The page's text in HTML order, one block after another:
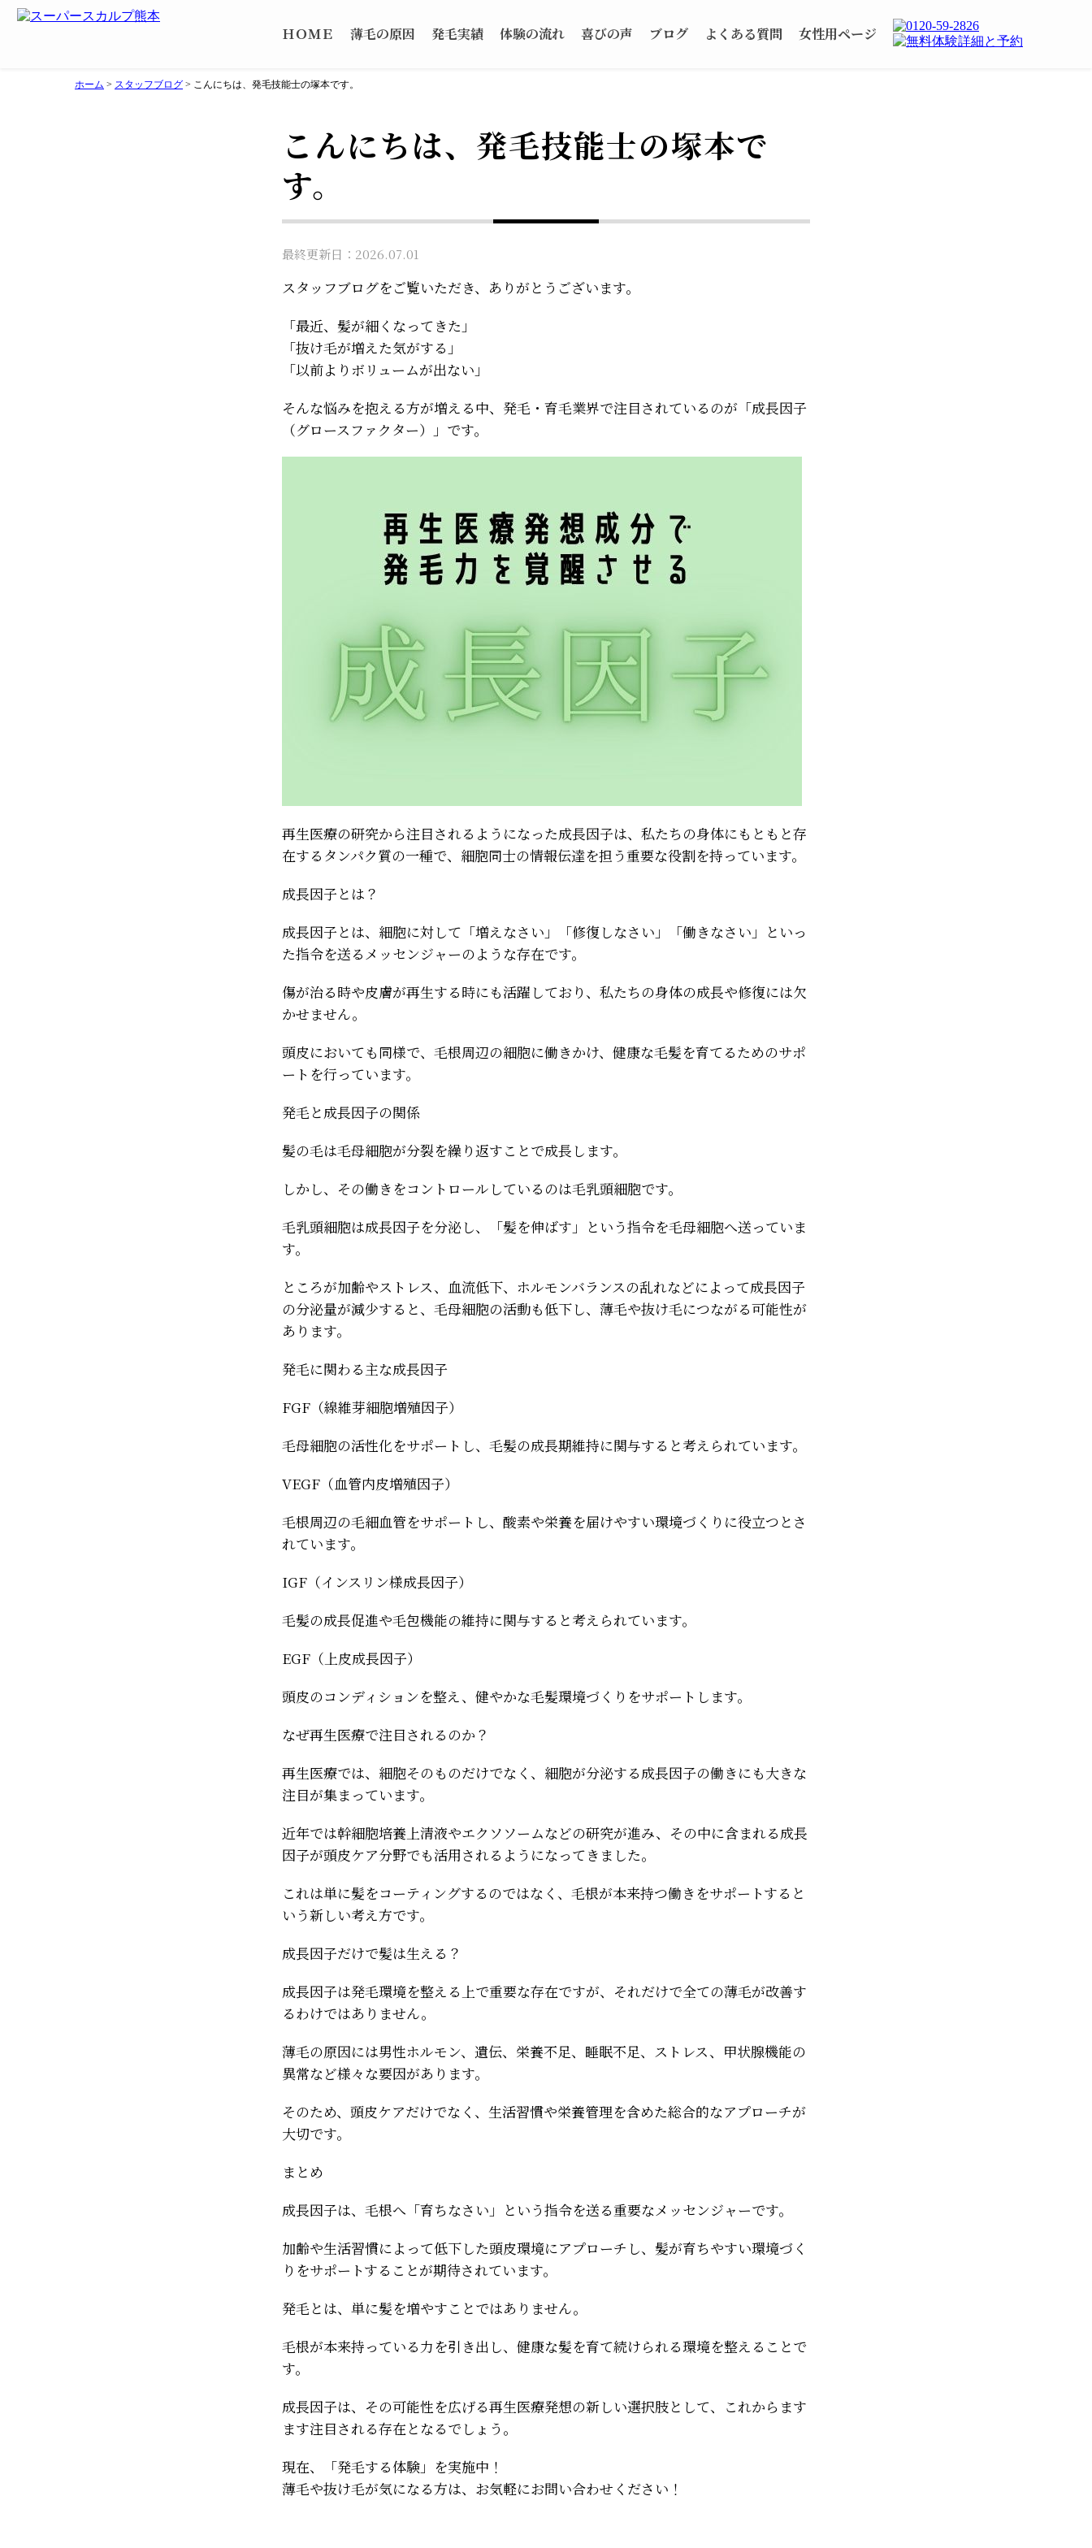
ＨＯＭＥ 薄毛の原因 発毛実績 体験の流れ 喜びの声 ブログ よくある質問 女性用ページ
ホーム > スタッフブログ > こんにちは、発毛技能士の塚本です。
こんにちは、発毛技能士の塚本で
す。
最終更新日：2026.07.01
スタッフブログをご覧いただき、ありがとうございます。
「最近、髪が細くなってきた」
「抜け毛が増えた気がする」
「以前よりボリュームが出ない」
そんな悩みを抱える方が増える中、発毛・育毛業界で注目されているのが「成長因子
（グロースファクター）」です。
再生医療の研究から注目されるようになった成長因子は、私たちの身体にもともと存
在するタンパク質の一種で、細胞同士の情報伝達を担う重要な役割を持っています。
成長因子とは？
成長因子とは、細胞に対して「増えなさい」「修復しなさい」「働きなさい」といっ
た指令を送るメッセンジャーのような存在です。
傷が治る時や皮膚が再生する時にも活躍しており、私たちの身体の成長や修復には欠
かせません。
頭皮においても同様で、毛根周辺の細胞に働きかけ、健康な毛髪を育てるためのサポ
ートを行っています。
発毛と成長因子の関係
髪の毛は毛母細胞が分裂を繰り返すことで成長します。
しかし、その働きをコントロールしているのは毛乳頭細胞です。
毛乳頭細胞は成長因子を分泌し、「髪を伸ばす」という指令を毛母細胞へ送っていま
す。
ところが加齢やストレス、血流低下、ホルモンバランスの乱れなどによって成長因子
の分泌量が減少すると、毛母細胞の活動も低下し、薄毛や抜け毛につながる可能性が
あります。
発毛に関わる主な成長因子
FGF（線維芽細胞増殖因子）
毛母細胞の活性化をサポートし、毛髪の成長期維持に関与すると考えられています。
VEGF（血管内皮増殖因子）
毛根周辺の毛細血管をサポートし、酸素や栄養を届けやすい環境づくりに役立つとさ
れています。
IGF（インスリン様成長因子）
毛髪の成長促進や毛包機能の維持に関与すると考えられています。
EGF（上皮成長因子）
頭皮のコンディションを整え、健やかな毛髪環境づくりをサポートします。
なぜ再生医療で注目されるのか？
再生医療では、細胞そのものだけでなく、細胞が分泌する成長因子の働きにも大きな
注目が集まっています。
近年では幹細胞培養上清液やエクソソームなどの研究が進み、その中に含まれる成長
因子が頭皮ケア分野でも活用されるようになってきました。
これは単に髪をコーティングするのではなく、毛根が本来持つ働きをサポートすると
いう新しい考え方です。
成長因子だけで髪は生える？
成長因子は発毛環境を整える上で重要な存在ですが、それだけで全ての薄毛が改善す
るわけではありません。
薄毛の原因には男性ホルモン、遺伝、栄養不足、睡眠不足、ストレス、甲状腺機能の
異常など様々な要因があります。
そのため、頭皮ケアだけでなく、生活習慣や栄養管理を含めた総合的なアプローチが
大切です。
まとめ
成長因子は、毛根へ「育ちなさい」という指令を送る重要なメッセンジャーです。
加齢や生活習慣によって低下した頭皮環境にアプローチし、髪が育ちやすい環境づく
りをサポートすることが期待されています。
発毛とは、単に髪を増やすことではありません。
毛根が本来持っている力を引き出し、健康な髪を育て続けられる環境を整えることで
す。
成長因子は、その可能性を広げる再生医療発想の新しい選択肢として、これからます
ます注目される存在となるでしょう。
現在、「発毛する体験」を実施中！
薄毛や抜け毛が気になる方は、お気軽にお問い合わせください！